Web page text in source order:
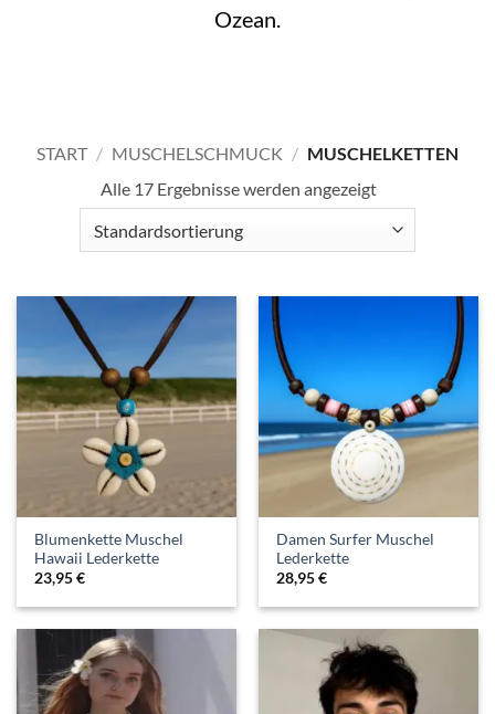
Ozean.
START / MUSCHELSCHMUCK / MUSCHELKETTEN
Alle 17 Ergebnisse werden angezeigt
Blumenkette Muschel
Hawaii Lederkette
23,95€
Damen Surfer Muschel
Lederkette
28,95€